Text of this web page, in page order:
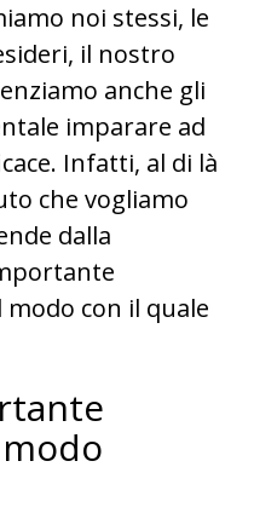
noi stessi, le
il nostro
anche gli
imparare ad
Infatti, al di là
che vogliamo
dalla
modo con il quale